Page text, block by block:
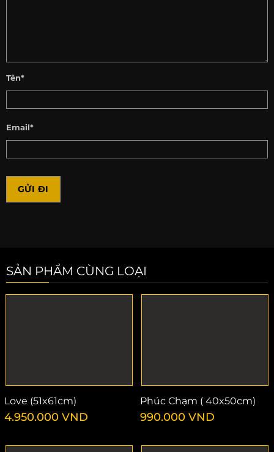
Tên*
Email*
SẢN PHẨM CÙNG LOẠI
Love (51x61cm)
4.950.000 VND
Phúc Chạm ( 40x50cm)
990.000 VND